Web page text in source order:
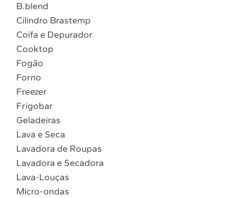
Atendimento Brastemp
Localizar assistência técnica
5 º Cooktop
6º Microondas Brastemp
7º Forno
8º Embutir
9º Lava Seca
B.blend
Cilindro Brastemp
Coifa e Depurador
Cooktop
Fogão
Forno
Freezer
Frigobar
Geladeiras
Lava e Seca
Lavadora de Roupas
Lavadora e Secadora
Lava-Louças
Micro-ondas